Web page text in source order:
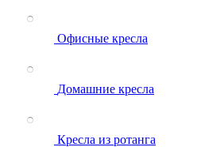
Офисные кресла
Домашние кресла
Кресла из ротанга